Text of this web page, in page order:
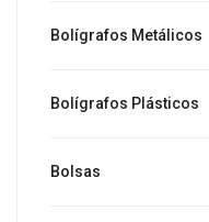
Bolígrafos Metálicos
Bolígrafos Plásticos
Bolsas